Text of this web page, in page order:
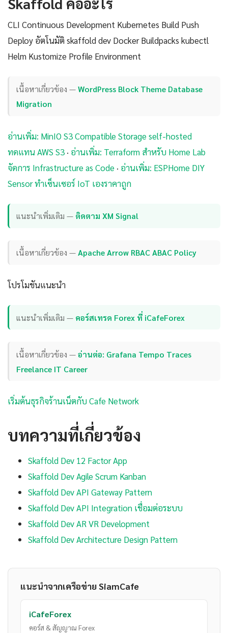
CLI Continuous Development Kubernetes Build Push
Deploy อัตโนมัติ skaffold dev Docker Buildpacks kubectl
Helm Kustomize Profile Environment
เนื้อหาเกี่ยวข้อง —WordPress Block Theme Database
Migration
อ่านเพิ่ม: MinIO S3 Compatible Storage self-hosted
ทดแทน AWS S3 · อ่านเพิ่ม: Terraform สำหรับ Home Lab
จัดการ Infrastructure as Code · อ่านเพิ่ม: ESPHome DIY
Sensor ทำเซ็นเซอร์ IoT เองราคาถูก
แนะนำเพิ่มเติม — ติดตาม XM Signal
เนื้อหาเกี่ยวข้อง —Apache Arrow RBAC ABAC Policy
โปรโมชันแนะนำ
แนะนำเพิ่มเติม — คอร์สเทรด Forex ที่ iCafeForex
เนื้อหาเกี่ยวข้อง —อ่านต่อ: Grafana Tempo Traces
Freelance IT Career
เริ่มต้นธุรกิจร้านเน็ตกับ Cafe Network
บทความที่เกี่ยวข้อง
Skaffold Dev 12 Factor App
Skaffold Dev Agile Scrum Kanban
Skaffold Dev API Gateway Pattern
Skaffold Dev API Integration เชื่อมต่อระบบ
Skaffold Dev AR VR Development
Skaffold Dev Architecture Design Pattern
แนะนำจากเครือข่าย SiamCafe
iCafeForex
คอร์ส & สัญญาณ Forex